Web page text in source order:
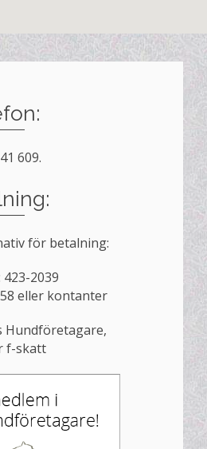
609.
för betalning:
2039
58 eller kontanter
Hundföretagare,
f-skatt